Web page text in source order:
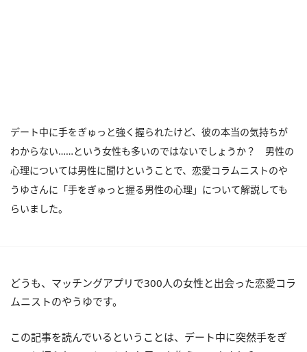
デート中に手をぎゅっと強く握られたけど、彼の本当の気持ちが
わからない……という女性も多いのではないでしょうか？ 男性の
心理については男性に聞けということで、恋愛コラムニストのや
うゆさんに「手をぎゅっと握る男性の心理」について解説しても
らいました。
どうも、マッチングアプリで300人の女性と出会った恋愛コラ
ムニストのやうゆです。
この記事を読んでいるということは、デート中に突然手をぎ